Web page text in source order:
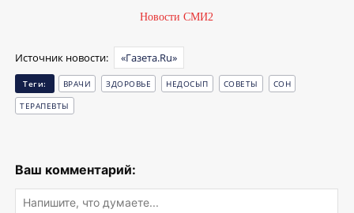
Новости СМИ2
Источник новости: «Газета.Ru»
Теги: ВРАЧИ ЗДОРОВЬЕ НЕДОСЫП СОВЕТЫ
СОН
ТЕРАПЕВТЫ
Ваш комментарий: